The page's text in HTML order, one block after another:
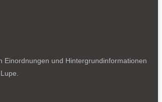
Einordnungen und Hintergrundinformationen